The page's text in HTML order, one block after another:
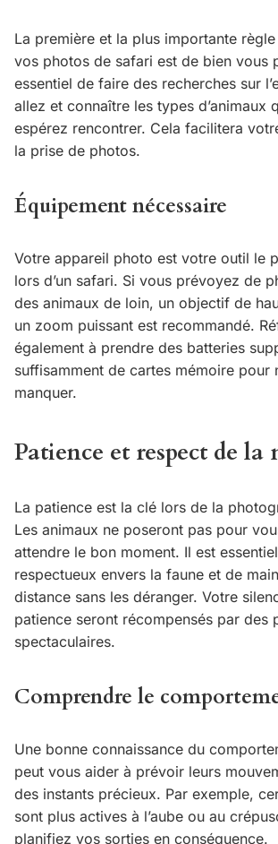
La première et la plus importante
vos photos de safari est de bien vous
essentiel de faire des recherches sur
allez et connaître les types d’animaux
espérez rencontrer. Cela facilitera
la prise de photos.
Équipement nécessaire
Votre appareil photo est votre outil le
lors d’un safari. Si vous prévoyez de
des animaux de loin, un objectif de
un zoom puissant est recommandé.
également à prendre des batteries
suffisamment de cartes mémoire pour
manquer.
Patience et respect de la
La patience est la clé lors de la
Les animaux ne poseront pas pour
attendre le bon moment. Il est essentiel
respectueux envers la faune et de
distance sans les déranger. Votre
patience seront récompensés par des
spectaculaires.
Comprendre le
Une bonne connaissance du
peut vous aider à prévoir leurs
des instants précieux. Par exemple,
sont plus actives à l’aube ou au
planifiez vos sorties en conséquence.